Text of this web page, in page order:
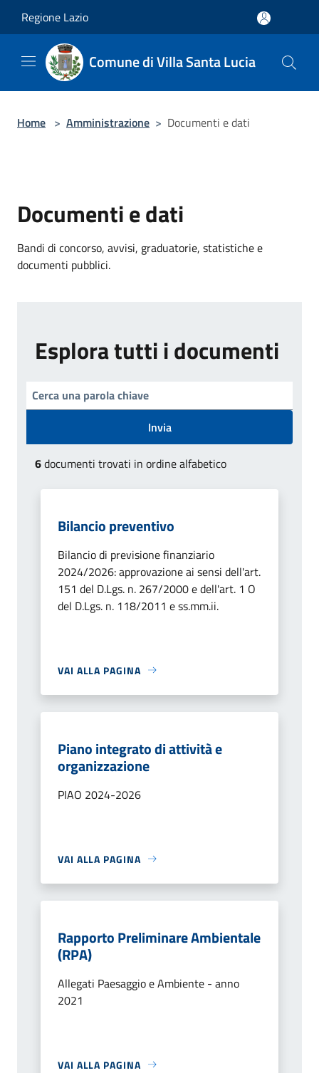
Regione Lazio
Comune di Villa Santa Lucia
Home > Amministrazione > Documenti e dati
Documenti e dati
Bandi di concorso, avvisi, graduatorie, statistiche e
documenti pubblici.
Esplora tutti i documenti
Invia
6documenti trovati in ordine alfabetico
Bilancio preventivo
Bilancio di previsione finanziario
2024/2026: approvazione ai sensi dell'art.
151 del D.Lgs. n. 267/2000 e dell'art. 1 O
del D.Lgs. n. 118/2011 e ss.mm.ii.
VAI ALLA PAGINA
Piano integrato di attività e
organizzazione
PIAO 2024-2026
VAI ALLA PAGINA
Rapporto Preliminare Ambientale
(RPA)
Allegati Paesaggio e Ambiente - anno
2021
VAI ALLA PAGINA